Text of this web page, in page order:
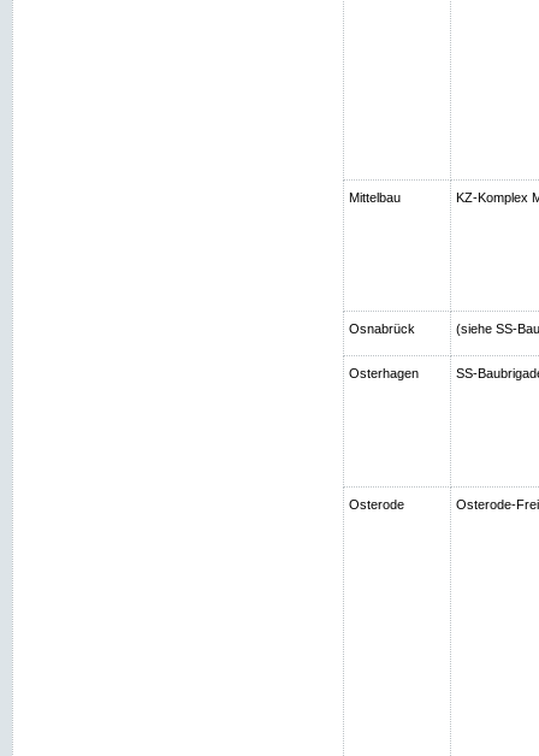
Mittelbau KZ-Komplex
Osnabrück (siehe SS-
Osterhagen SS-
Osterode Osterode-